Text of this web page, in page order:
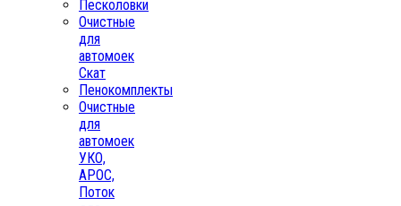
Песколовки
Очистные
для
автомоек
Скат
Пенокомплекты
Очистные
для
автомоек
УКО,
АРОС,
Поток